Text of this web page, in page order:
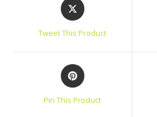
Tweet This Product
Pin This Product